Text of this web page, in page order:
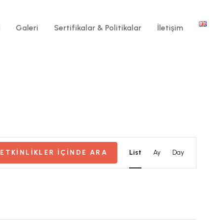
Galeri Sertifikalar & Politikalar İletişim
ETKINLIKLER IÇINDE ARA
gezinme
List Ay Day